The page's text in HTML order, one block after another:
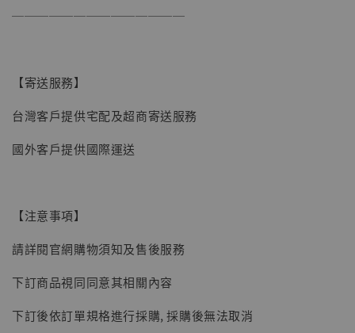
──────────────
【寄送服務】
台灣客戶提供宅配及超商寄送服務
國外客戶提供國際運送
【注意事項】
請詳閱官網購物須知及售後服務
下訂商品視同同意其相關內容
下訂後依訂單規格進行採購, 採購後無法取消